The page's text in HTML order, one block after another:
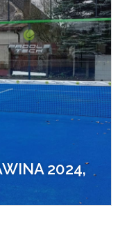
2024,